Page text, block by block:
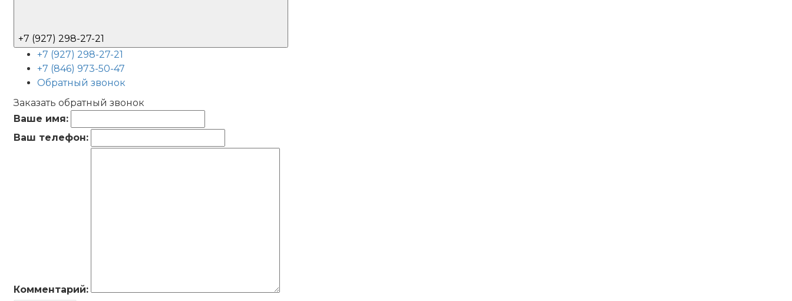
+7 (927) 298-27-21
+7 (927) 298-27-21
+7 (846) 973-50-47
Обратный звонок
Заказать обратный звонок
Ваше имя:
Ваш телефон:
Комментарий: